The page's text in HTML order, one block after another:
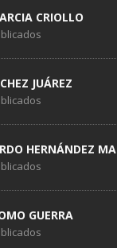
CRIOLLO
JUÁREZ
HERNÁNDEZ
GUERRA